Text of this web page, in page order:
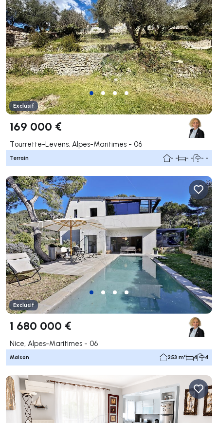
Exclusif
169 000 €
Tourrette-Levens, Alpes-Maritimes - 06
Terrain - - - - - -
Exclusif
1 680 000 €
Nice, Alpes-Maritimes - 06
Maison 253 m² 4 4